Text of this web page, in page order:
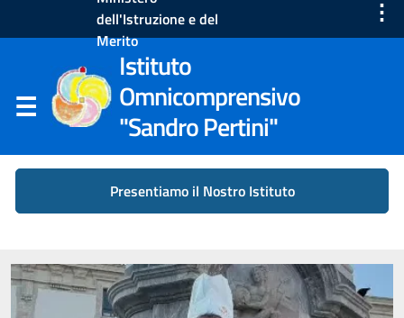
dell'Istruzione e del
Merito
⋮
Istituto
Omnicomprensivo
"Sandro Pertini"
Presentiamo il Nostro Istituto